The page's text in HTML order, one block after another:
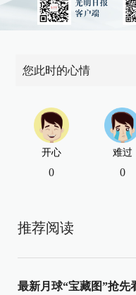
您此时的心情
开心
0
难过
0
推荐阅读
最新月球“宝藏图”抢先